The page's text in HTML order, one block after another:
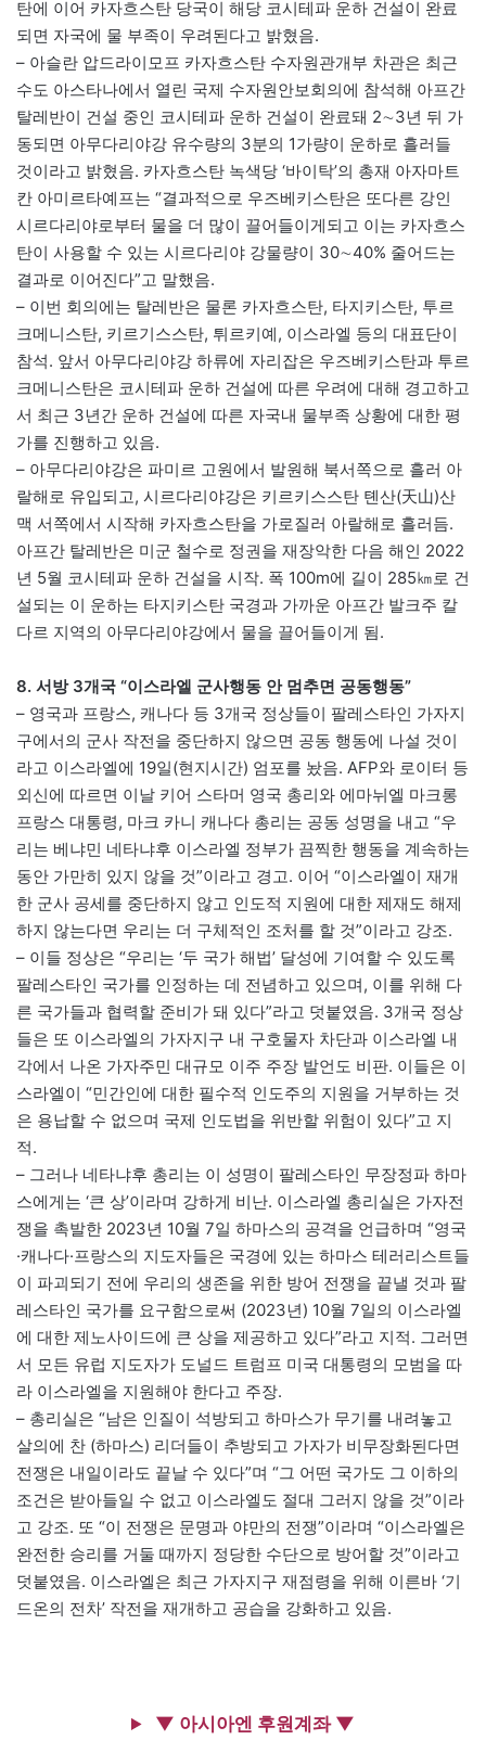
탄에 이어 카자흐스탄 당국이 해당 코시테파 운하 건설이 완료
되면 자국에 물 부족이 우려된다고 밝혔음.
– 아슬란 압드라이모프 카자흐스탄 수자원관개부 차관은 최근
수도 아스타나에서 열린 국제 수자원안보회의에 참석해 아프간
탈레반이 건설 중인 코시테파 운하 건설이 완료돼 2∼3년 뒤 가
동되면 아무다리야강 유수량의 3분의 1가량이 운하로 흘러들
것이라고 밝혔음. 카자흐스탄 녹색당 ‘바이탁’의 총재 아자마트
칸 아미르타예프는 “결과적으로 우즈베키스탄은 또다른 강인
시르다리야로부터 물을 더 많이 끌어들이게되고 이는 카자흐스
탄이 사용할 수 있는 시르다리야 강물량이 30∼40% 줄어드는
결과로 이어진다”고 말했음.
– 이번 회의에는 탈레반은 물론 카자흐스탄, 타지키스탄, 투르
크메니스탄, 키르기스스탄, 튀르키예, 이스라엘 등의 대표단이
참석. 앞서 아무다리야강 하류에 자리잡은 우즈베키스탄과 투르
크메니스탄은 코시테파 운하 건설에 따른 우려에 대해 경고하고
서 최근 3년간 운하 건설에 따른 자국내 물부족 상황에 대한 평
가를 진행하고 있음.
– 아무다리야강은 파미르 고원에서 발원해 북서쪽으로 흘러 아
랄해로 유입되고, 시르다리야강은 키르키스스탄 톈산(天山)산
맥 서쪽에서 시작해 카자흐스탄을 가로질러 아랄해로 흘러듬.
아프간 탈레반은 미군 철수로 정권을 재장악한 다음 해인 2022
년 5월 코시테파 운하 건설을 시작. 폭 100m에 길이 285㎞로 건
설되는 이 운하는 타지키스탄 국경과 가까운 아프간 발크주 칼
다르 지역의 아무다리야강에서 물을 끌어들이게 됨.
8. 서방 3개국 “이스라엘 군사행동 안 멈추면 공동행동”
– 영국과 프랑스, 캐나다 등 3개국 정상들이 팔레스타인 가자지
구에서의 군사 작전을 중단하지 않으면 공동 행동에 나설 것이
라고 이스라엘에 19일(현지시간) 엄포를 놨음. AFP와 로이터 등
외신에 따르면 이날 키어 스타머 영국 총리와 에마뉘엘 마크롱
프랑스 대통령, 마크 카니 캐나다 총리는 공동 성명을 내고 “우
리는 베냐민 네타냐후 이스라엘 정부가 끔찍한 행동을 계속하는
동안 가만히 있지 않을 것”이라고 경고. 이어 “이스라엘이 재개
한 군사 공세를 중단하지 않고 인도적 지원에 대한 제재도 해제
하지 않는다면 우리는 더 구체적인 조처를 할 것”이라고 강조.
– 이들 정상은 “우리는 ‘두 국가 해법’ 달성에 기여할 수 있도록
팔레스타인 국가를 인정하는 데 전념하고 있으며, 이를 위해 다
른 국가들과 협력할 준비가 돼 있다”라고 덧붙였음. 3개국 정상
들은 또 이스라엘의 가자지구 내 구호물자 차단과 이스라엘 내
각에서 나온 가자주민 대규모 이주 주장 발언도 비판. 이들은 이
스라엘이 “민간인에 대한 필수적 인도주의 지원을 거부하는 것
은 용납할 수 없으며 국제 인도법을 위반할 위험이 있다”고 지
적.
– 그러나 네타냐후 총리는 이 성명이 팔레스타인 무장정파 하마
스에게는 ‘큰 상’이라며 강하게 비난. 이스라엘 총리실은 가자전
쟁을 촉발한 2023년 10월 7일 하마스의 공격을 언급하며 “영국
·캐나다·프랑스의 지도자들은 국경에 있는 하마스 테러리스트들
이 파괴되기 전에 우리의 생존을 위한 방어 전쟁을 끝낼 것과 팔
레스타인 국가를 요구함으로써 (2023년) 10월 7일의 이스라엘
에 대한 제노사이드에 큰 상을 제공하고 있다”라고 지적. 그러면
서 모든 유럽 지도자가 도널드 트럼프 미국 대통령의 모범을 따
라 이스라엘을 지원해야 한다고 주장.
– 총리실은 “남은 인질이 석방되고 하마스가 무기를 내려놓고
살의에 찬 (하마스) 리더들이 추방되고 가자가 비무장화된다면
전쟁은 내일이라도 끝날 수 있다”며 “그 어떤 국가도 그 이하의
조건은 받아들일 수 없고 이스라엘도 절대 그러지 않을 것”이라
고 강조. 또 “이 전쟁은 문명과 야만의 전쟁”이라며 “이스라엘은
완전한 승리를 거둘 때까지 정당한 수단으로 방어할 것”이라고
덧붙였음. 이스라엘은 최근 가자지구 재점령을 위해 이른바 ‘기
드온의 전차’ 작전을 재개하고 공습을 강화하고 있음.
▼ 아시아엔 후원계좌 ▼